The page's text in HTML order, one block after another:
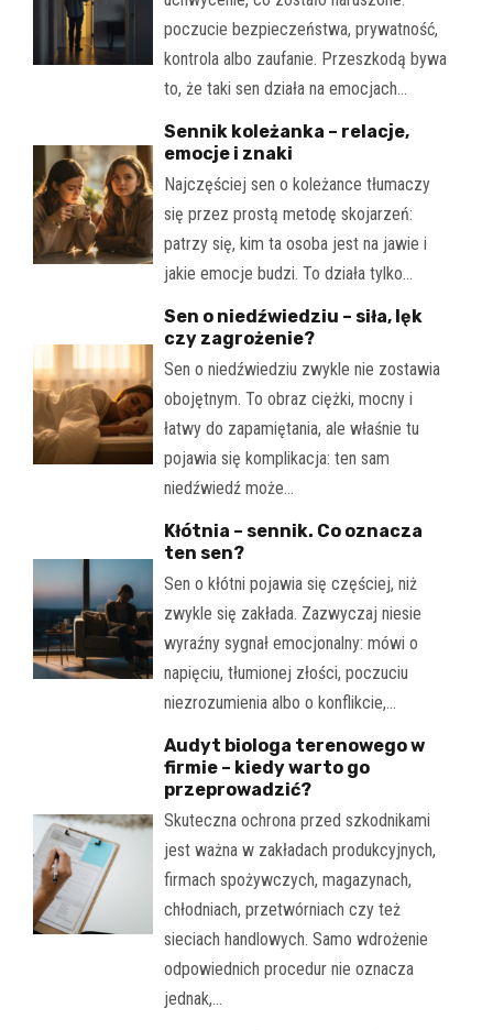
poczucie bezpieczeństwa, prywatność,
kontrola albo zaufanie. Przeszkodą bywa
to, że taki sen działa na emocjach…
Sennik koleżanka – relacje,
emocje i znaki
Najczęściej sen o koleżance tłumaczy
się przez prostą metodę skojarzeń:
patrzy się, kim ta osoba jest na jawie i
jakie emocje budzi. To działa tylko…
Sen o niedźwiedziu – siła, lęk
czy zagrożenie?
Sen o niedźwiedziu zwykle nie zostawia
obojętnym. To obraz ciężki, mocny i
łatwy do zapamiętania, ale właśnie tu
pojawia się komplikacja: ten sam
niedźwiedź może…
Kłótnia – sennik. Co oznacza
ten sen?
Sen o kłótni pojawia się częściej, niż
zwykle się zakłada. Zazwyczaj niesie
wyraźny sygnał emocjonalny: mówi o
napięciu, tłumionej złości, poczuciu
niezrozumienia albo o konflikcie,…
Audyt biologa terenowego w
firmie – kiedy warto go
przeprowadzić?
Skuteczna ochrona przed szkodnikami
jest ważna w zakładach produkcyjnych,
firmach spożywczych, magazynach,
chłodniach, przetwórniach czy też
sieciach handlowych. Samo wdrożenie
odpowiednich procedur nie oznacza
jednak,…